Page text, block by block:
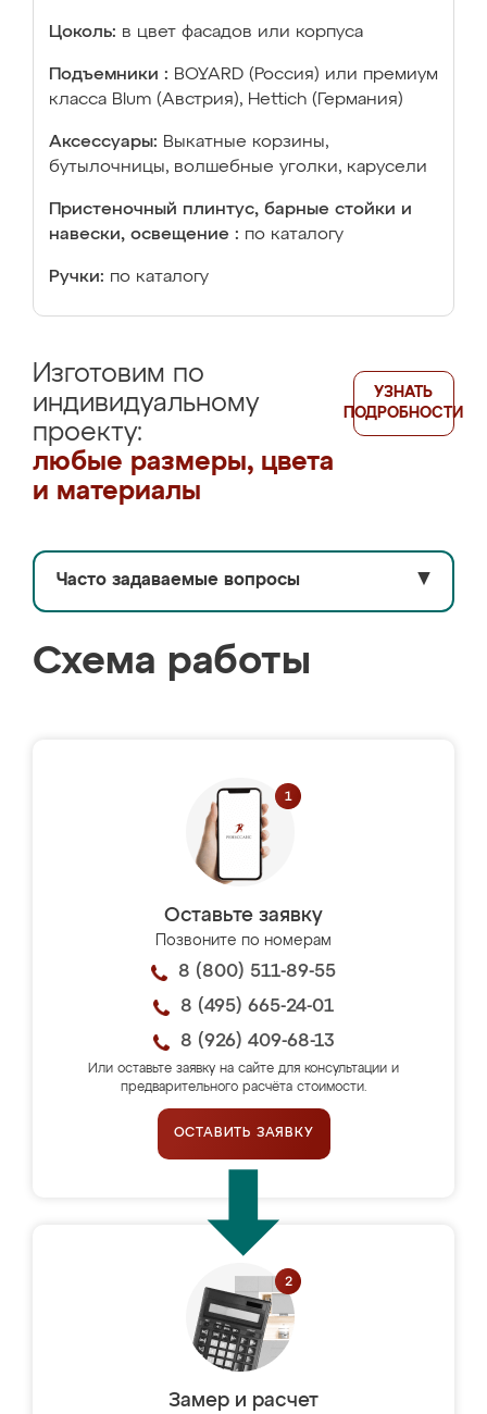
Цоколь: в цвет фасадов или корпуса
Подъемники : BOYARD (Россия) или премиум
класса Blum (Австрия), Hettich (Германия)
Аксессуары: Выкатные корзины,
бутылочницы, волшебные уголки, карусели
Пристеночный плинтус, барные стойки и
навески, освещение : по каталогу
Ручки: по каталогу
Изготовим по
индивидуальному
проекту:
любые размеры, цвета
и материалы
УЗНАТЬ
ПОДРОБНОСТИ
Часто задаваемые вопросы ▼
Схема работы
Оставьте заявку
Позвоните по номерам
8 (800) 511-89-55
8 (495) 665-24-01
8 (926) 409-68-13
Или оставьте заявку на сайте для консультации и
предварительного расчёта стоимости.
ОСТАВИТЬ ЗАЯВКУ
Замер и расчет